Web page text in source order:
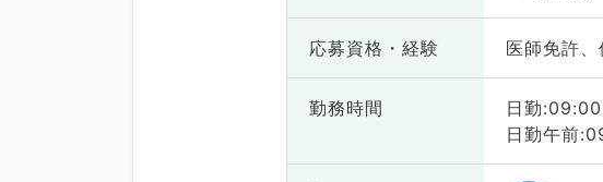
応募資格・ 経験 医師免許
勤務時間
日勤
日勤午前